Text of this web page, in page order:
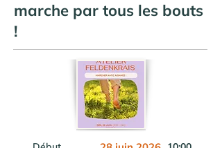
marche par tous les bouts
!